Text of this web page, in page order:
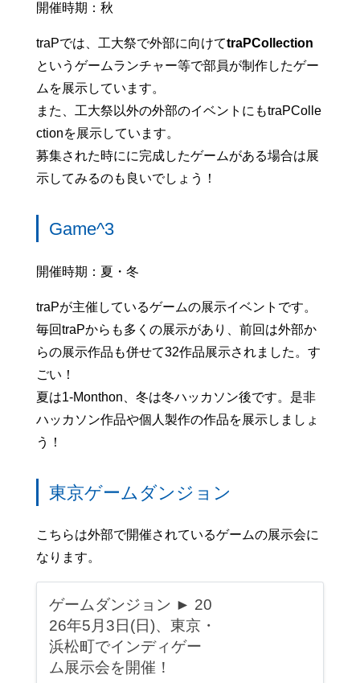
開催時期：秋
traPでは、工大祭で外部に向けてtraPCollection
というゲームランチャー等で部員が制作したゲー
ムを展示しています。
また、工大祭以外の外部のイベントにもtraPColle
ctionを展示しています。
募集された時にに完成したゲームがある場合は展
示してみるのも良いでしょう！
Game^3
開催時期：夏・冬
traPが主催しているゲームの展示イベントです。
毎回traPからも多くの展示があり、前回は外部か
らの展示作品も併せて32作品展示されました。す
ごい！
夏は1-Monthon、冬は冬ハッカソン後です。是非
ハッカソン作品や個人製作の作品を展示しましょ
う！
東京ゲームダンジョン
こちらは外部で開催されているゲームの展示会に
なります。
ゲームダンジョン ► 20
26年5月3日(日)、東京・
浜松町でインディゲー
ム展示会を開催！